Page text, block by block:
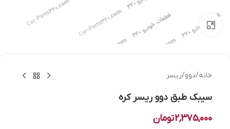
بزرگنمایی تصویر
خانه/دوو/ریسر
سیبک طبق دوو ریسر کره
2,375,000تومان